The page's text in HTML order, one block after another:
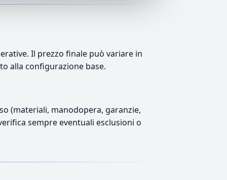
Il prezzo finale può variare in
alla configurazione base.
(materiali, manodopera, garanzie,
sempre eventuali esclusioni o